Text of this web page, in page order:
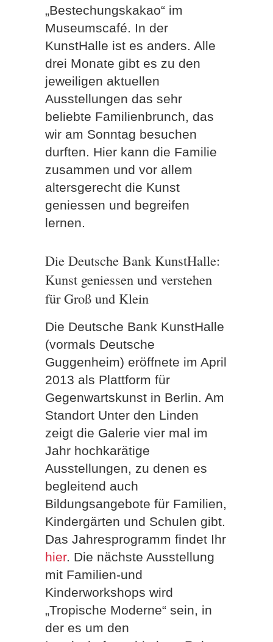
„Bestechungskakao“ im
Museumscafé. In der
KunstHalle ist es anders. Alle
drei Monate gibt es zu den
jeweiligen aktuellen
Ausstellungen das sehr
beliebte Familienbrunch, das
wir am Sonntag besuchen
durften. Hier kann die Familie
zusammen und vor allem
altersgerecht die Kunst
geniessen und begreifen
lernen.
Die Deutsche Bank KunstHalle:
Kunst geniessen und verstehen
für Groß und Klein
Die Deutsche Bank KunstHalle
(vormals Deutsche
Guggenheim) eröffnete im April
2013 als Plattform für
Gegenwartskunst in Berlin. Am
Standort Unter den Linden
zeigt die Galerie vier mal im
Jahr hochkarätige
Ausstellungen, zu denen es
begleitend auch
Bildungsangebote für Familien,
Kindergärten und Schulen gibt.
Das Jahresprogramm findet Ihr
hier. Die nächste Ausstellung
mit Familien-und
Kinderworkshops wird
„Tropische Moderne“ sein, in
der es um den